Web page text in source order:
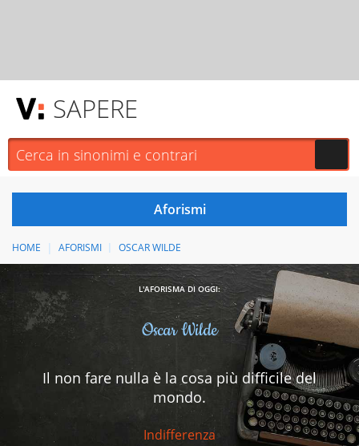
SAPERE
HOME AFORISMI OSCAR WILDE
L'AFORISMA DI OGGI:
Oscar Wilde
Il non fare nulla è la cosa più difficile del
mondo.
Indifferenza